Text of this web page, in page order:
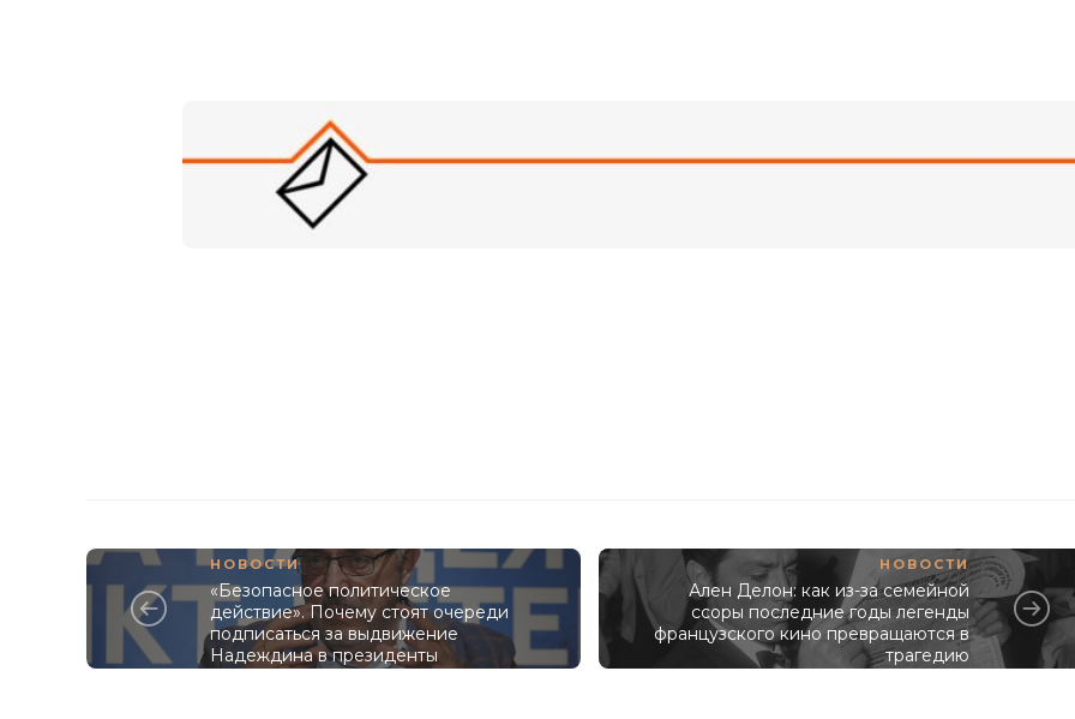
НОВОСТИ
«Безопасное политическое
действие». Почему стоят очереди
подписаться за выдвижение
Надеждина в президенты
НОВОСТИ
Ален Делон: как из-за семейной
ссоры последние годы легенды
французского кино превращаются в
трагедию